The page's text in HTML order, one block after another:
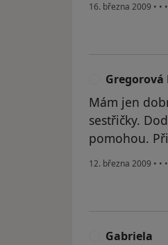
16. března 2009 • • •
Gregorová
Mám jen
sestřičky.
pomohou.
12. března 2009 • • •
Gabriela